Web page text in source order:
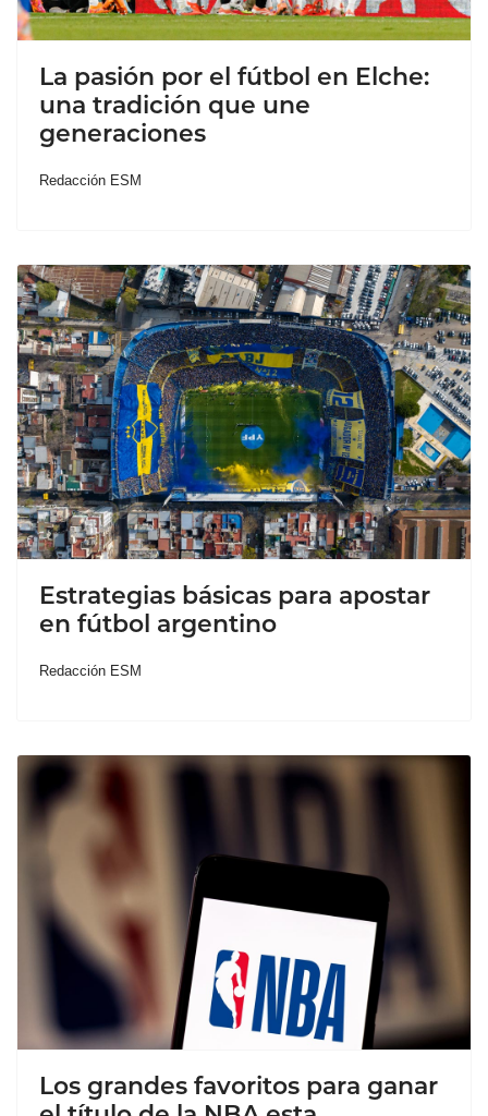
La pasión por el fútbol en Elche:
una tradición que une
generaciones
Redacción ESM
Estrategias básicas para apostar
en fútbol argentino
Redacción ESM
Los grandes favoritos para ganar